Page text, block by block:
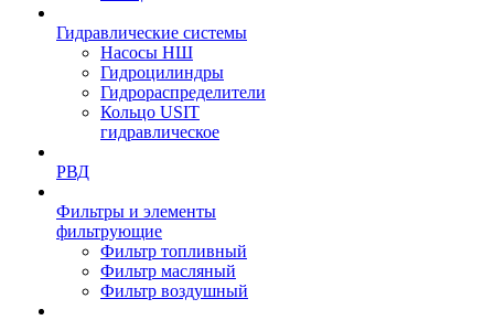
Гидравлические системы
Насосы НШ
Гидроцилиндры
Гидрораспределители
Кольцо USIT
гидравлическое
РВД
Фильтры и элементы
фильтрующие
Фильтр топливный
Фильтр масляный
Фильтр воздушный